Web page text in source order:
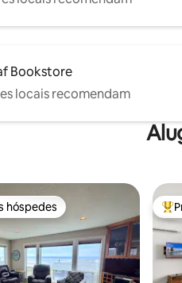
Bookstore
locais recomendam
preferidos dos hóspedes
hóspedes